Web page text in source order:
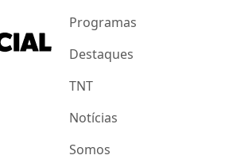
Programas
Destaques
TNT
Notícias
Somos